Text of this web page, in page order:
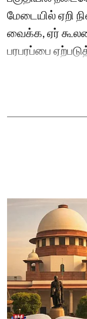
மேடையில் ஏறி
வைக்க, ஏர்
பரபரப்பை